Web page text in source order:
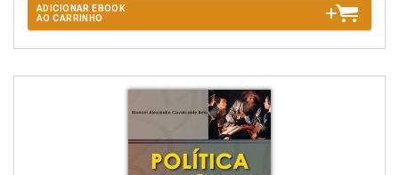
ADICIONAR EBOOK
AO CARRINHO